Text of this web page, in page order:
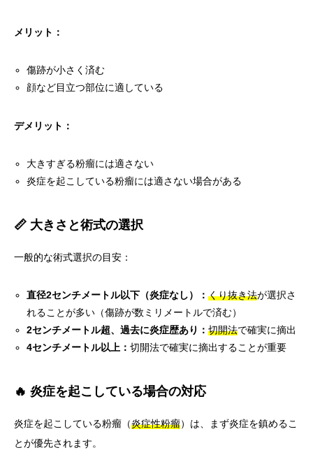
メリット：
傷跡が小さく済む
顔など目立つ部位に適している
デメリット：
大きすぎる粉瘤には適さない
炎症を起こしている粉瘤には適さない場合がある
📏 大きさと術式の選択
一般的な術式選択の目安：
直径2センチメートル以下（炎症なし）：くり抜き法が選択さ
れることが多い（傷跡が数ミリメートルで済む）
2センチメートル超、過去に炎症歴あり：切開法で確実に摘出
4センチメートル以上：切開法で確実に摘出することが重要
🔥 炎症を起こしている場合の対応
炎症を起こしている粉瘤（炎症性粉瘤）は、まず炎症を鎮めるこ
とが優先されます。